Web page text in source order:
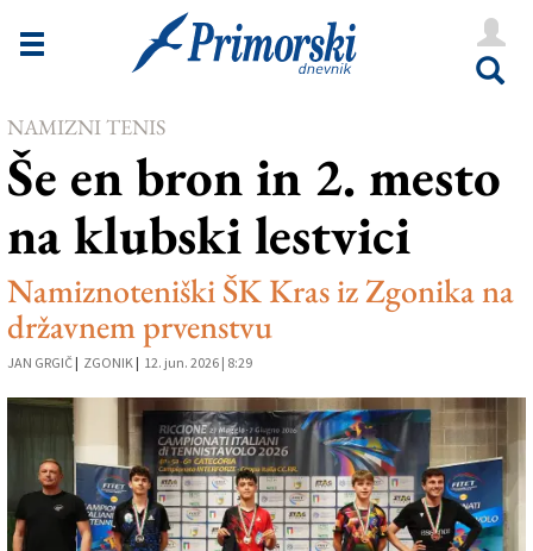
Novice
Goriška
Kultura
Šport
Še
Vreme
Uredništvo
Oglasi
NAMIZNI TENIS
Še en bron in 2. mesto
na klubski lestvici
Namiznoteniški ŠK Kras iz Zgonika na
državnem prvenstvu
JAN GRGIČ | ZGONIK | 12. jun. 2026 | 8:29